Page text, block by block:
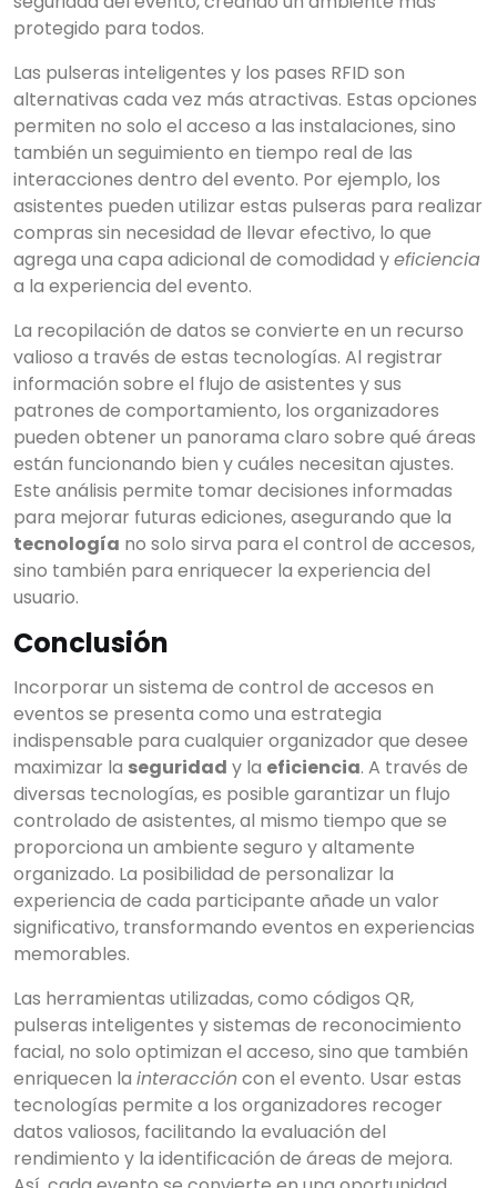
protegido para todos.
Las pulseras inteligentes y los pases RFID son
alternativas cada vez más atractivas. Estas opciones
permiten no solo el acceso a las instalaciones, sino
también un seguimiento en tiempo real de las
interacciones dentro del evento. Por ejemplo, los
asistentes pueden utilizar estas pulseras para realizar
compras sin necesidad de llevar efectivo, lo que
agrega una capa adicional de comodidad yeficiencia
a la experiencia del evento.
La recopilación de datos se convierte en un recurso
valioso a través de estas tecnologías. Al registrar
información sobre el flujo de asistentes y sus
patrones de comportamiento, los organizadores
pueden obtener un panorama claro sobre qué áreas
están funcionando bien y cuáles necesitan ajustes.
Este análisis permite tomar decisiones informadas
para mejorar futuras ediciones, asegurando que la
tecnología no solo sirva para el control de accesos,
sino también para enriquecer la experiencia del
usuario.
Conclusión
Incorporar un sistema de control de accesos en
eventos se presenta como una estrategia
indispensable para cualquier organizador que desee
maximizar la seguridad y la eficiencia. A través de
diversas tecnologías, es posible garantizar un flujo
controlado de asistentes, al mismo tiempo que se
proporciona un ambiente seguro y altamente
organizado. La posibilidad de personalizar la
experiencia de cada participante añade un valor
significativo, transformando eventos en experiencias
memorables.
Las herramientas utilizadas, como códigos QR,
pulseras inteligentes y sistemas de reconocimiento
facial, no solo optimizan el acceso, sino que también
enriquecen la interaccióncon el evento. Usar estas
tecnologías permite a los organizadores recoger
datos valiosos, facilitando la evaluación del
rendimiento y la identificación de áreas de mejora.